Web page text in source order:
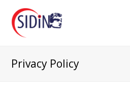
Privacy Policy